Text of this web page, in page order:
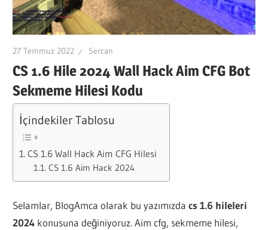
27 Temmuz 2022 Sercan
CS 1.6 Hile 2024 Wall Hack Aim CFG Bot
Sekmeme Hilesi Kodu
İçindekiler Tablosu
CS 1.6 Wall Hack Aim CFG Hilesi
CS 1.6 Aim Hack 2024
Selamlar, BlogAmca olarak bu yazımızdacs 1.6 hileleri
2024 konusuna değiniyoruz. Aim cfg, sekmeme hilesi,